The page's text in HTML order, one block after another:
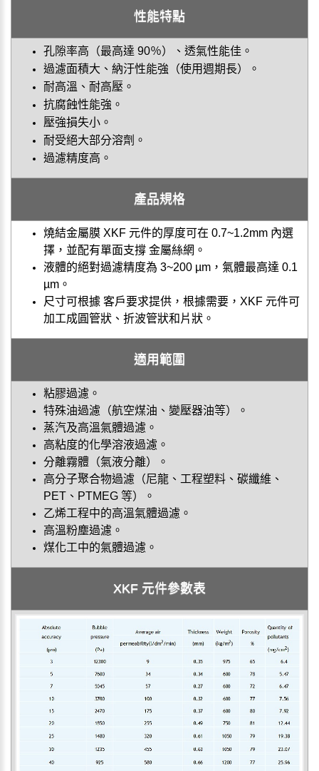
性能特點
孔隙率高（最高達 90％）、透氣性能佳。
過濾面積大、納汙性能強（使用週期長）。
耐高溫、耐高壓。
抗腐蝕性能強。
壓強損失小。
耐受絕大部分溶劑。
過濾精度高。
產品規格
燒結金屬膜 XKF 元件的厚度可在 0.7~1.2mm 內選
擇，並配有單面支撐 金屬絲網。
液體的絕對過濾精度為 3~200 µm，氣體最高達 0.1
µm。
尺寸可根據 客戶要求提供，根據需要，XKF 元件可
加工成圓管狀、折波管狀和片狀。
適用範圍
粘膠過濾。
特殊油過濾（航空煤油、變壓器油等）。
蒸汽及高溫氣體過濾。
高粘度的化學溶液過濾。
分離霧體（氣液分離）。
高分子聚合物過濾（尼龍、工程塑料、碳纖維、
PET、PTMEG 等）。
乙烯工程中的高溫氣體過濾。
高溫粉塵過濾。
煤化工中的氣體過濾。
XKF 元件參數表